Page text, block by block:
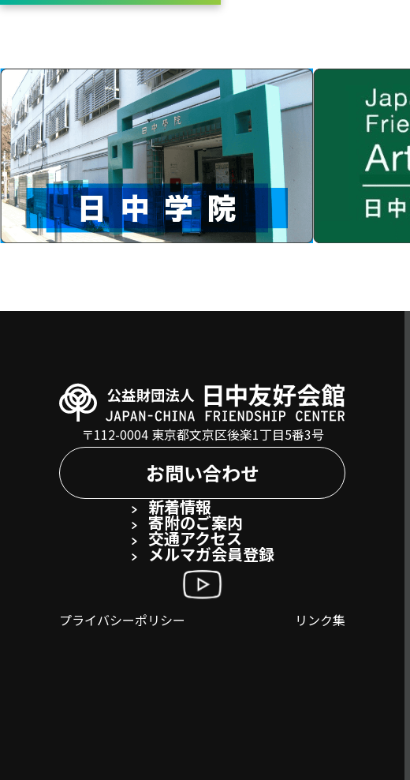
〒112-0004 東京都文京区後楽1丁目5番3号
お問い合わせ
新着情報
寄附のご案内
交通アクセス
メルマガ会員登録
プライバシーポリシー リンク集